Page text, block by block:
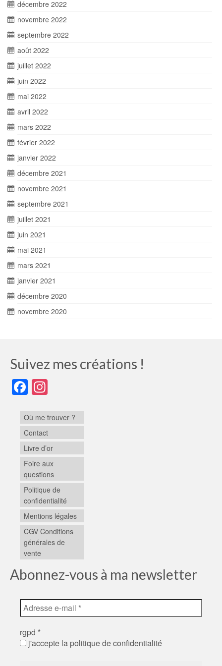
décembre 2022
novembre 2022
septembre 2022
août 2022
juillet 2022
juin 2022
mai 2022
avril 2022
mars 2022
février 2022
janvier 2022
décembre 2021
novembre 2021
septembre 2021
juillet 2021
juin 2021
mai 2021
mars 2021
janvier 2021
décembre 2020
novembre 2020
Suivez mes créations !
Facebook
Où me trouver ?
Contact
Livre d’or
Foire aux
questions
Politique de
confidentialité
Mentions légales
CGV Conditions
générales de
vente
Abonnez-vous à ma newsletter
rgpd *
j'accepte la politique de confidentialité